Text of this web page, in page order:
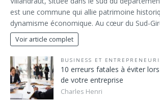
est une commune qui allie patrimoine
dynamisme économique. Au cœur du Sud-
Voir article complet
BUSINESS ET
10 erreurs fatales à éviter
de votre entreprise
Charles Henri